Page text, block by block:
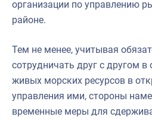
организации по управлению
районе.
Тем не менее, учитывая
сотрудничать друг с другом в
живых морских ресурсов в
управления ими, стороны
временные меры для